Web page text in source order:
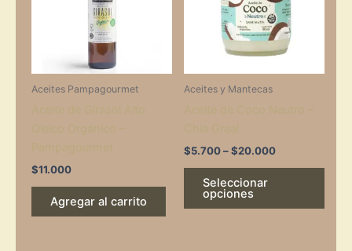
Aceites Pampagourmet
$11.000
Agregar al carrito
Aceites y Mantecas
$5.700–$20.000
Seleccionar
opciones
may